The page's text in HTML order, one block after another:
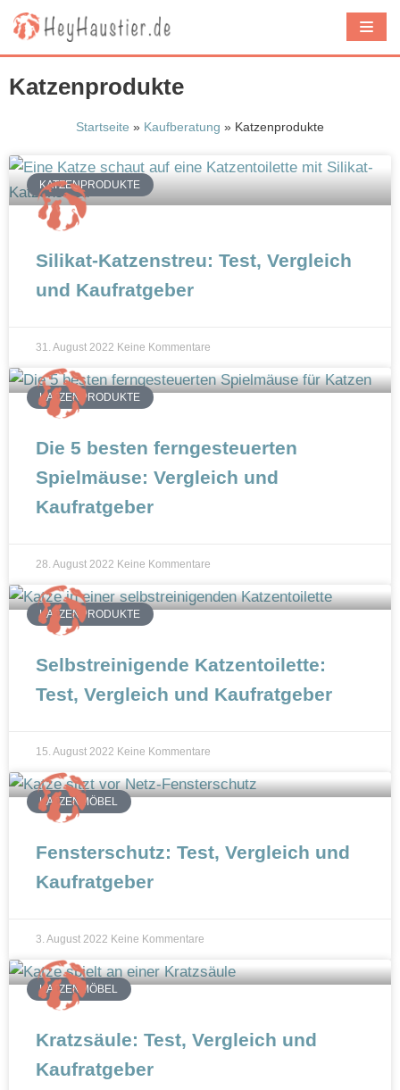
Z
u
I
a
l
g
e
Katzenprodukte
Startseite » Kaufberatung » Katzenprodukte
KATZENPRODUKTE
Silikat-Katzenstreu: Test, Vergleich
und Kaufratgeber
31. August 2022 Keine Kommentare
KATZENPRODUKTE
Die 5 besten ferngesteuerten
Spielmäuse: Vergleich und
Kaufratgeber
28. August 2022 Keine Kommentare
KATZENPRODUKTE
Selbstreinigende Katzentoilette:
Test, Vergleich und Kaufratgeber
15. August 2022 Keine Kommentare
KATZENMÖBEL
Fensterschutz: Test, Vergleich und
Kaufratgeber
3. August 2022 Keine Kommentare
KATZENMÖBEL
Kratzsäule: Test, Vergleich und
Kaufratgeber